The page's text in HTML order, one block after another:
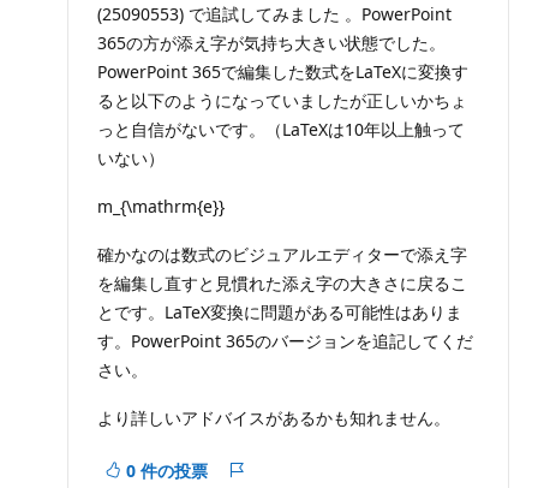
に
す
る
(25090553) で追試してみました 。PowerPoint
365の方が添え字が気持ち大きい状態でした。
PowerPoint 365で編集した数式をLaTeXに変換す
ると以下のようになっていましたが正しいかちょ
っと自信がないです。（LaTeXは10年以上触って
いない）
m_{\mathrm{e}}
確かなのは数式のビジュアルエディターで添え字
を編集し直すと見慣れた添え字の大きさに戻るこ
とです。LaTeX変換に問題がある可能性はありま
す。PowerPoint 365のバージョンを追記してくだ
さい。
より詳しいアドバイスがあるかも知れません。
0 件の投票